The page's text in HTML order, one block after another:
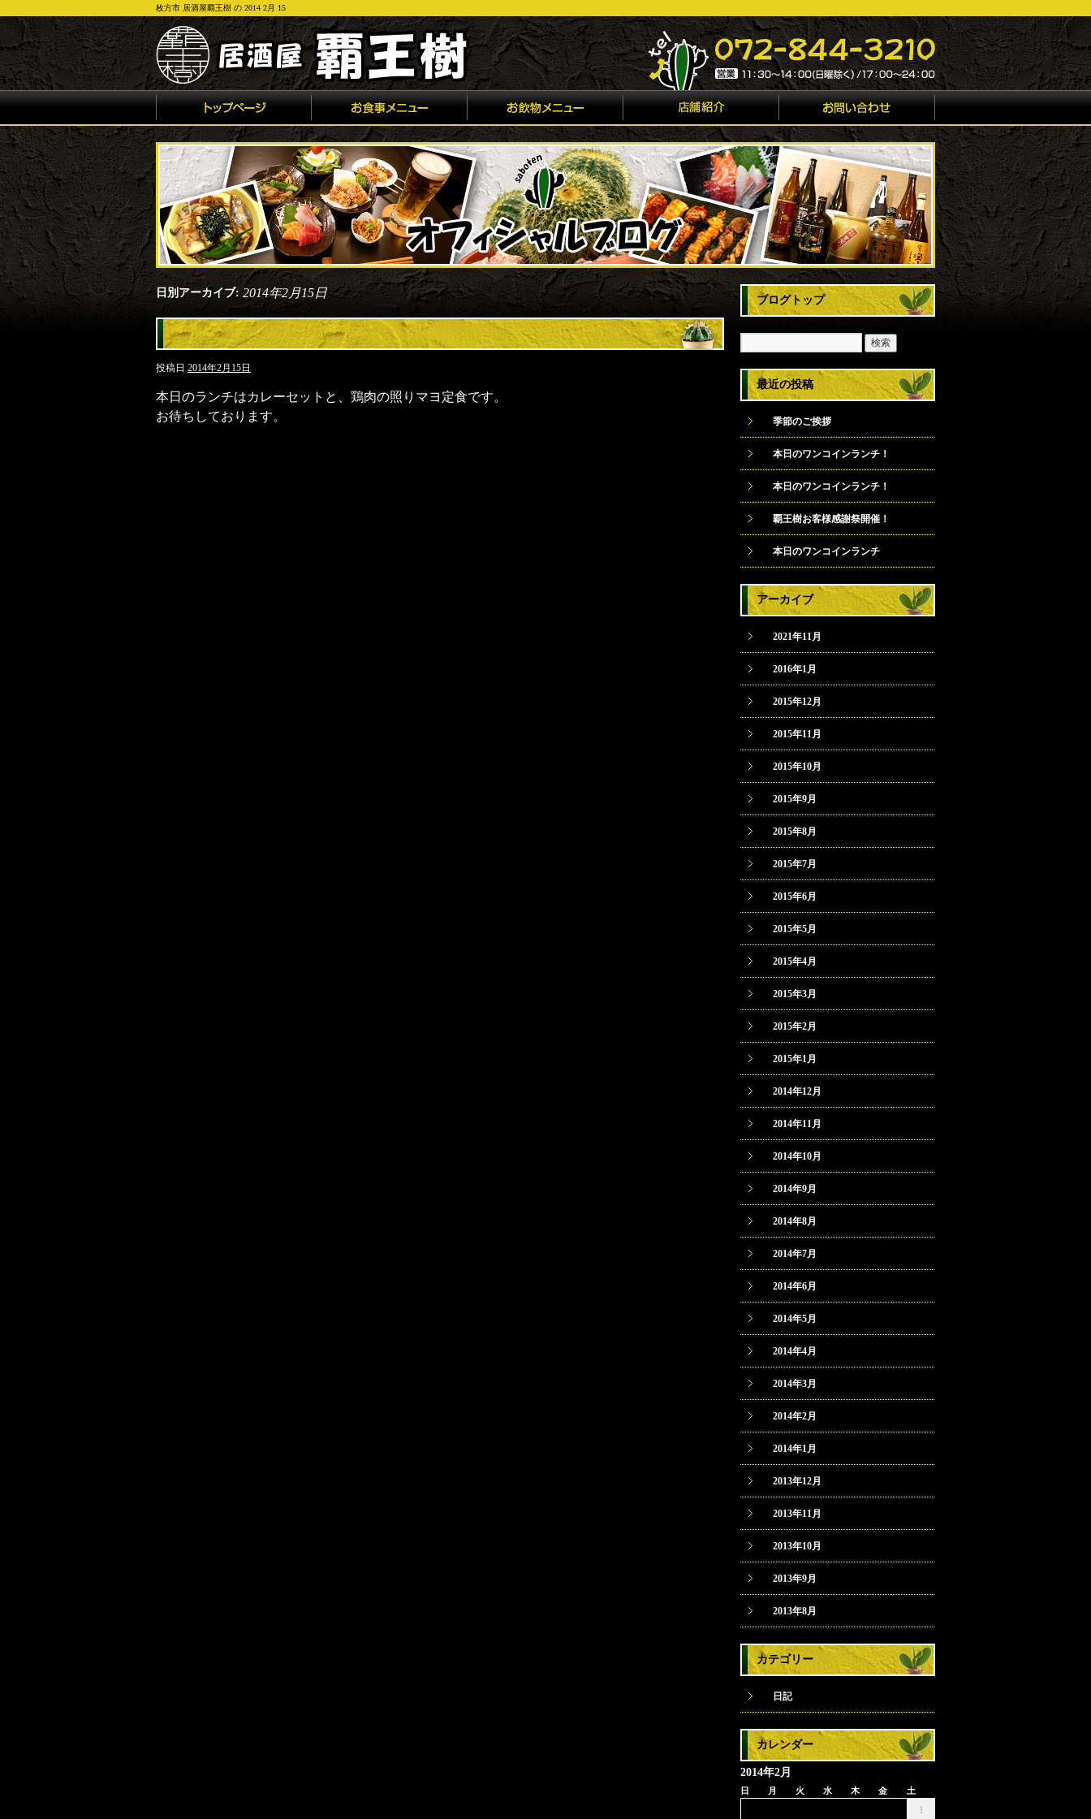
枚方市 居酒屋覇王樹 の 2014 2月 15
日別アーカイブ:2014年2月15日
投稿日 2014年2月15日
本日のランチはカレーセットと、鶏肉の照りマヨ定食です。
お待ちしております。
ブログトップ
最近の投稿
季節のご挨拶
本日のワンコインランチ！
本日のワンコインランチ！
覇王樹お客様感謝祭開催！
本日のワンコインランチ
アーカイブ
2021年11月
2016年1月
2015年12月
2015年11月
2015年10月
2015年9月
2015年8月
2015年7月
2015年6月
2015年5月
2015年4月
2015年3月
2015年2月
2015年1月
2014年12月
2014年11月
2014年10月
2014年9月
2014年8月
2014年7月
2014年6月
2014年5月
2014年4月
2014年3月
2014年2月
2014年1月
2013年12月
2013年11月
2013年10月
2013年9月
2013年8月
カテゴリー
日記
カレンダー
2014年2月
日 月 火 水 木 金 土
1